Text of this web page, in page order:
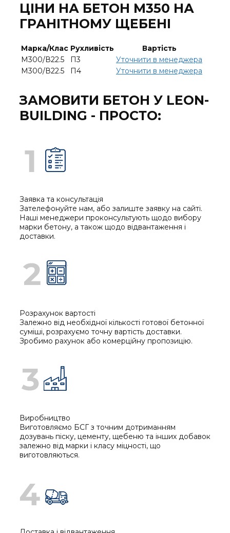
ЦІНИ НА БЕТОН М350 НА
ГРАНІТНОМУ ЩЕБЕНІ
Марка/Клас Рухливість
Вартість
М300/В22.5
П3
Уточнити в менеджера
М300/В22.5
П4 Уточнити в менеджера
ЗАМОВИТИ БЕТОН У LEON-
BUILDING - ПРОСТО:
Заявка та консультація
Зателефонуйте нам, або залиште заявку на сайті.
Наші менеджери проконсультують щодо вибору
марки бетону, а також щодо відвантаження і
доставки.
Розрахунок вартості
Залежно від необхідної кількості готової бетонної
суміші, розрахуємо точну вартість доставки.
Зробимо рахунок або комерційну пропозицію.
Виробництво
Виготовляємо БСГ з точним дотриманням
дозувань піску, цементу, щебеню та інших добавок
залежно від марки і класу міцності, що
виготовляються.